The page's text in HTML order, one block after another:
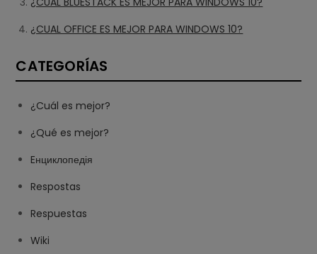
¿CUAL OFFICE ES MEJOR PARA WINDOWS 10?
CATEGORÍAS
¿Cuál es mejor?
¿Qué es mejor?
Eнциклопедія
Respostas
Respuestas
Wiki